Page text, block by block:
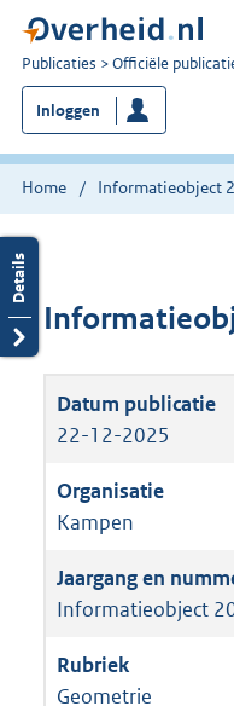
U
bent
nu
hier:
Publicaties Officiële
Inloggen
Home Informatieobject
22-12-2025
Kampen
Informatieobject
Geometrie